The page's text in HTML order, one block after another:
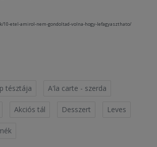
10-etel-amirol-nem-gondoltad-volna-hogy-lefagyaszthato/
tésztája A'la carte - szerda
Akciós tál Desszert Leves